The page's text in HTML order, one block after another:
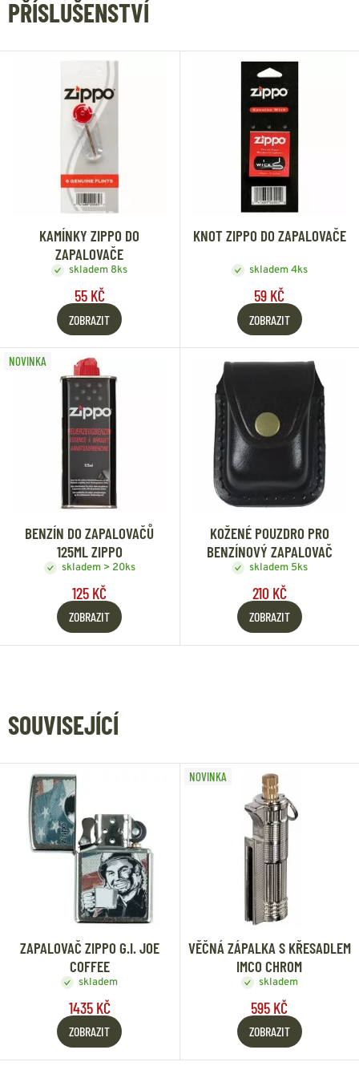
PŘÍSLUŠENSTVÍ
KAMÍNKY ZIPPO DO
ZAPALOVAČE
skladem 8ks
55 KČ
ZOBRAZIT
KNOT ZIPPO DO ZAPALOVAČE
skladem 4ks
59 KČ
ZOBRAZIT
NOVINKA
BENZÍN DO ZAPALOVAČŮ
125ML ZIPPO
skladem > 20ks
125 KČ
ZOBRAZIT
KOŽENÉ POUZDRO PRO
BENZÍNOVÝ ZAPALOVAČ
skladem 5ks
210 KČ
ZOBRAZIT
SOUVISEJÍCÍ
ZAPALOVAČ ZIPPO G.I. JOE
COFFEE
skladem
1435 KČ
ZOBRAZIT
NOVINKA
VĚČNÁ ZÁPALKA S KŘESADLEM
IMCO CHROM
skladem
595 KČ
ZOBRAZIT